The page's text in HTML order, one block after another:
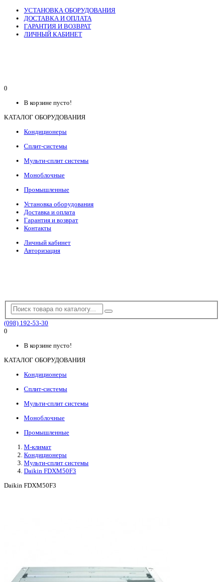
УСТАНОВКА ОБОРУДОВАНИЯ
ДОСТАВКА И ОПЛАТА
ГАРАНТИЯ И ВОЗВРАТ
ЛИЧНЫЙ КАБИНЕТ
0
В корзине пусто!
КАТАЛОГ ОБОРУДОВАНИЯ
Кондиционеры
Сплит-системы
Мульти-сплит системы
Моноблочные
Промышленные
Установка оборудования
Доставка и оплата
Гарантия и возврат
Контакты
Личный кабинет
Авторизация
(098) 192-53-30
0
В корзине пусто!
КАТАЛОГ ОБОРУДОВАНИЯ
Кондиционеры
Сплит-системы
Мульти-сплит системы
Моноблочные
Промышленные
М-климат
Кондиционеры
Мульти-сплит системы
Daikin FDXM50F3
Daikin FDXM50F3